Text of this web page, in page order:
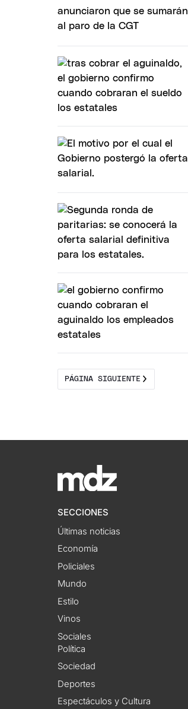
PÁGINA SIGUIENTE
SECCIONES
Últimas noticias
Economía
Policiales
Mundo
Estilo
Vinos
Sociales
Política
Sociedad
Deportes
Espectáculos y Cultura